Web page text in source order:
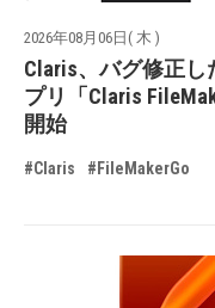
2026年08月06日( 木 )
Claris、バグ修正し
プリ「Claris
開始
#Claris #FileMakerGo